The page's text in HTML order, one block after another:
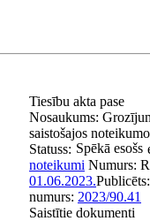
Tiesību akta pase
Nosaukums:
saistošajos
Statuss: Spēkā esošs
noteikumi Numurs:
01.06.2023.Publicēts:
numurs: 2023/90.41
Saistītie dokumenti